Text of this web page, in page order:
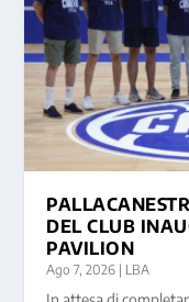
DEL CLUB
PAVILION
Ago 7, 2026 | LBA